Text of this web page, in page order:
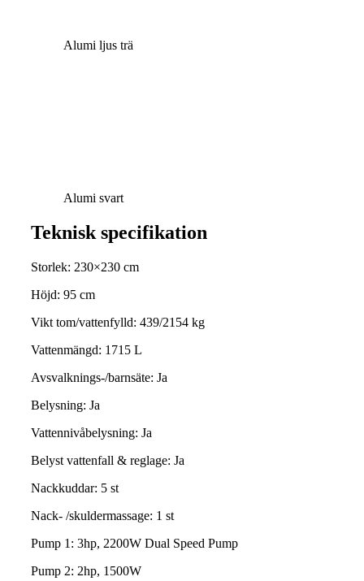
Alumi ljus trä
Alumi svart
Teknisk specifikation
Storlek: 230×230 cm
Höjd: 95 cm
Vikt tom/vattenfylld: 439/2154 kg
Vattenmängd: 1715 L
Avsvalknings-/barnsäte: Ja
Belysning: Ja
Vattennivåbelysning: Ja
Belyst vattenfall & reglage: Ja
Nackkuddar: 5 st
Nack- /skuldermassage: 1 st
Pump 1: 3hp, 2200W Dual Speed Pump
Pump 2: 2hp, 1500W